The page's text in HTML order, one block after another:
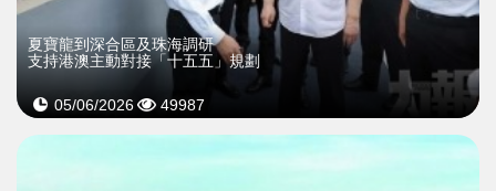
夏寶龍到深合區及珠海調研
支持港澳主動對接「十五五」規劃
05/06/2026 49987